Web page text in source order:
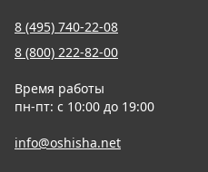
8 (495) 740-22-08
8 (800) 222-82-00
Время работы
пн-пт: с 10:00 до 19:00
info@oshisha.net